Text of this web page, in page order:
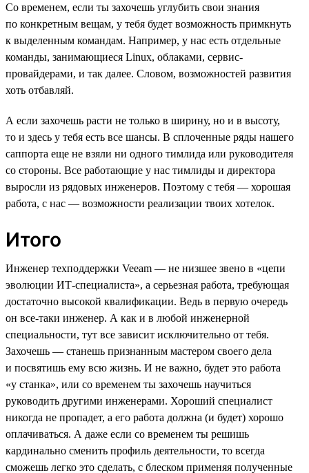
Со временем, если ты захочешь углубить свои знания
по конкретным вещам, у тебя будет возможность примкнуть
к выделенным командам. Например, у нас есть отдельные
команды, занимающиеся Linux, облаками, сервис-
провайдерами, и так далее. Словом, возможностей развития
хоть отбавляй.
А если захочешь расти не только в ширину, но и в высоту,
то и здесь у тебя есть все шансы. В сплоченные ряды нашего
саппорта еще не взяли ни одного тимлида или руководителя
со стороны. Все работающие у нас тимлиды и директора
выросли из рядовых инженеров. Поэтому с тебя — хорошая
работа, с нас — возможности реализации твоих хотелок.
Итого
Инженер техподдержки Veeam — не низшее звено в «цепи
эволюции ИТ-специалиста», а серьезная работа, требующая
достаточно высокой квалификации. Ведь в первую очередь
он все-таки инженер. А как и в любой инженерной
специальности, тут все зависит исключительно от тебя.
Захочешь — станешь признанным мастером своего дела
и посвятишь ему всю жизнь. И не важно, будет это работа
«у станка», или со временем ты захочешь научиться
руководить другими инженерами. Хороший специалист
никогда не пропадет, а его работа должна (и будет) хорошо
оплачиваться. А даже если со временем ты решишь
кардинально сменить профиль деятельности, то всегда
сможешь легко это сделать, с блеском применяя полученные